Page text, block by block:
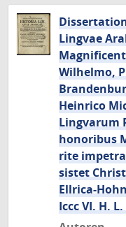
Lingvae
Wilhelmo,
Heinrico
Lingvarum
honoribus
rite
sistet
Ellrica-
Iccc VI. H. L.